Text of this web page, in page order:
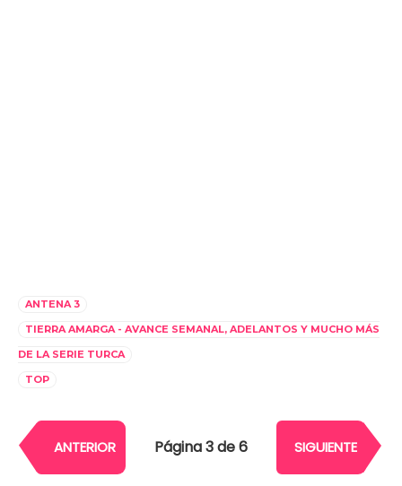
ANTENA 3
TIERRA AMARGA - AVANCE SEMANAL, ADELANTOS Y MUCHO MÁS
DE LA SERIE TURCA
TOP
ANTERIOR Página 3 de 6 SIGUIENTE